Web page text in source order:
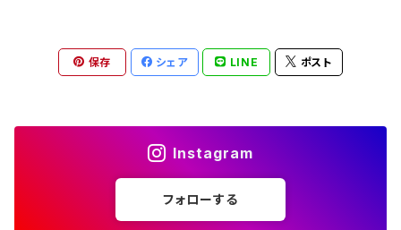
保存 シェア LINE ポスト
Instagram
フォローする